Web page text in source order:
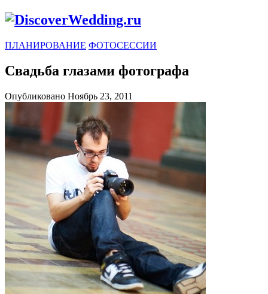
ПЛАНИРОВАНИЕ ФОТОСЕССИИ
Свадьба глазами фотографа
Опубликовано Ноябрь 23, 2011